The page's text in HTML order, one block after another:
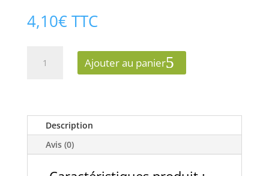
4,10€ TTC
plaque
étanche
Ajouter au panier
Description
Avis (0)